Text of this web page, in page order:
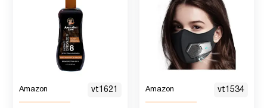
Amazon vt1621 Amazon vt1534